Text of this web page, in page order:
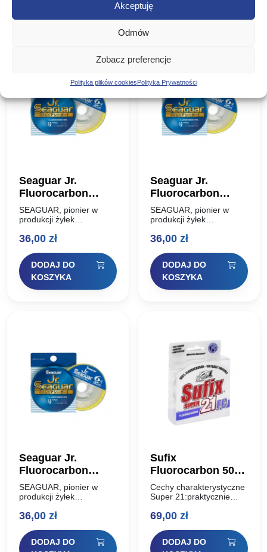
Akceptuję
Odmów
Zobacz preferencje
Polityka plików cookiesPolityka Prywatności
że…
Główną…
Seaguar Jr.
Fluorocarbon
0,28mm 50m #3.0
SEAGUAR, pionier w
produkcji żyłek
swojej ofercie nową żyłkę
– SEAGUAR JUNIOR.
Główną cechą tej żyłki
jest jej niski…
36,00 zł
DODAJ DO
KOSZYKA
Seaguar Jr.
Fluorocarbon
0,33mm 45m #4.0
SEAGUAR, pionier w
produkcji żyłek
swojej ofercie nową żyłkę
– SEAGUAR JUNIOR.
Główną cechą tej żyłki
jest jej niski…
36,00 zł
DODAJ DO
KOSZYKA
Seaguar Jr.
Fluorocarbon
0,37mm 40m #5.0
SEAGUAR, pionier w
produkcji żyłek
swojej ofercie nową żyłkę
– SEAGUAR JUNIOR.
Główną cechą tej żyłki
36,00 zł
DODAJ DO
Sufix
Fluorocarbon 50m
Super 21 – 0,50mm
Cechy charakterystyczne
Super 21:praktycznie
wodzie,tonie szybciej niż
rozciągliwość,niska
pamięć kształtu,odporna
69,00 zł
DODAJ DO